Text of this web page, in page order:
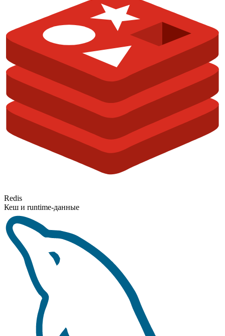
Redis
Кеш и runtime-данные